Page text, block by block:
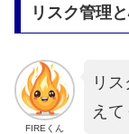
リスク管理
FIREくん
リ
えて